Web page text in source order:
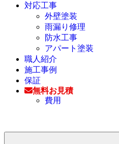
対応工事
外壁塗装
雨漏り修理
防水工事
アパート塗装
職人紹介
施工事例
保証
無料お見積
費用